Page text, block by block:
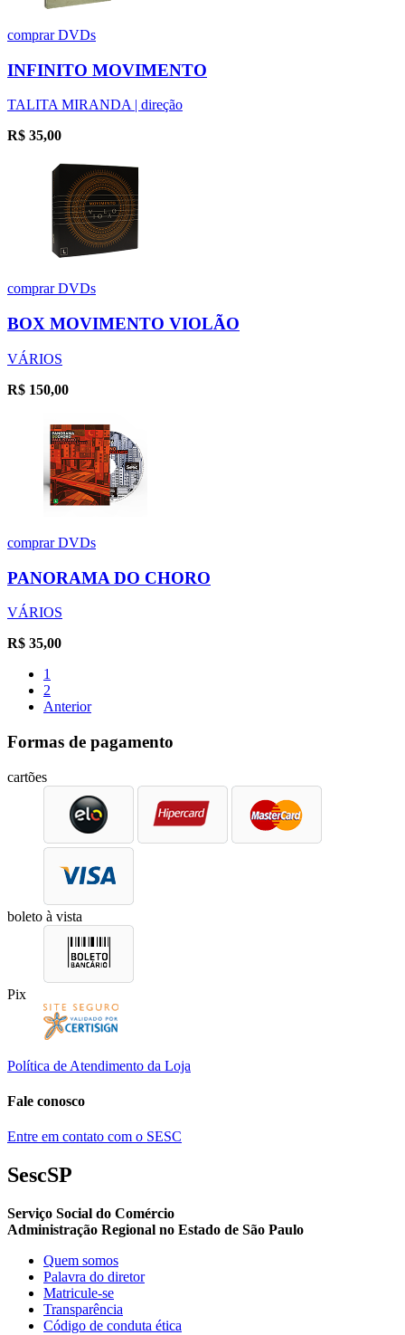
comprarDVDs
INFINITO MOVIMENTO
TALITA MIRANDA | direção
R$ 35,00
comprarDVDs
BOX MOVIMENTO VIOLÃO
VÁRIOS
R$ 150,00
comprarDVDs
PANORAMA DO CHORO
VÁRIOS
R$ 35,00
1
2
Anterior
Formas de pagamento
cartões
boleto à vista
Pix
Política de Atendimento da Loja
Fale conosco
Entre em contato com o SESC
SescSP
Serviço Social do Comércio
Administração Regional no Estado de São Paulo
Quem somos
Palavra do diretor
Matricule-se
Transparência
Código de conduta ética